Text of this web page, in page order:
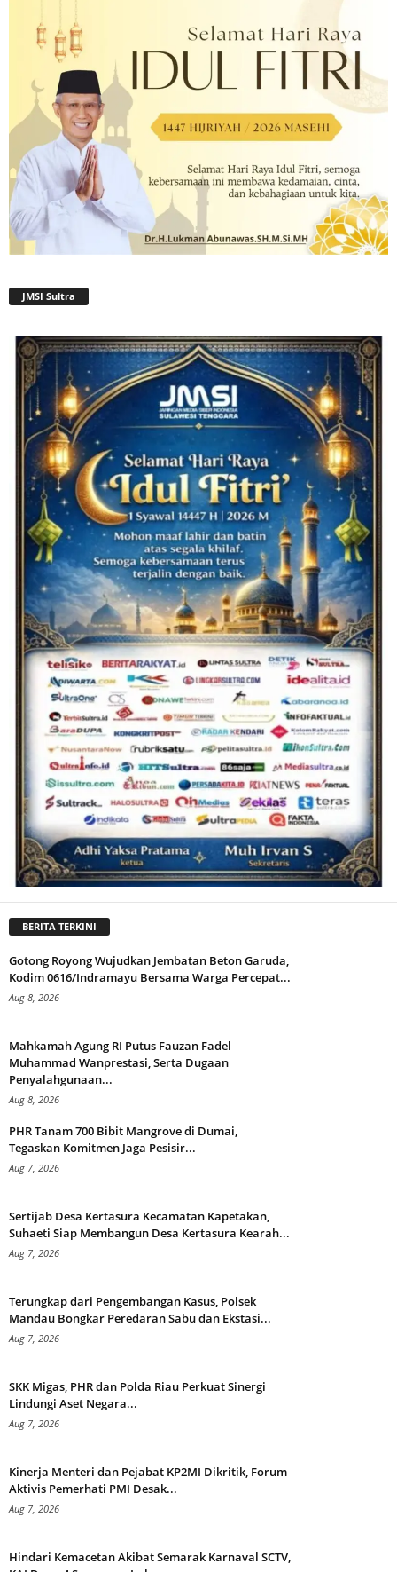
JMSI Sultra
BERITA TERKINI
Gotong Royong Wujudkan Jembatan Beton Garuda,
Kodim 0616/Indramayu Bersama Warga Percepat...
Aug 8, 2026
Mahkamah Agung RI Putus Fauzan Fadel
Muhammad Wanprestasi, Serta Dugaan
Penyalahgunaan...
Aug 8, 2026
PHR Tanam 700 Bibit Mangrove di Dumai,
Tegaskan Komitmen Jaga Pesisir...
Aug 7, 2026
Sertijab Desa Kertasura Kecamatan Kapetakan,
Suhaeti Siap Membangun Desa Kertasura Kearah...
Aug 7, 2026
Terungkap dari Pengembangan Kasus, Polsek
Mandau Bongkar Peredaran Sabu dan Ekstasi...
Aug 7, 2026
SKK Migas, PHR dan Polda Riau Perkuat Sinergi
Lindungi Aset Negara...
Aug 7, 2026
Kinerja Menteri dan Pejabat KP2MI Dikritik, Forum
Aktivis Pemerhati PMI Desak...
Aug 7, 2026
Hindari Kemacetan Akibat Semarak Karnaval SCTV,